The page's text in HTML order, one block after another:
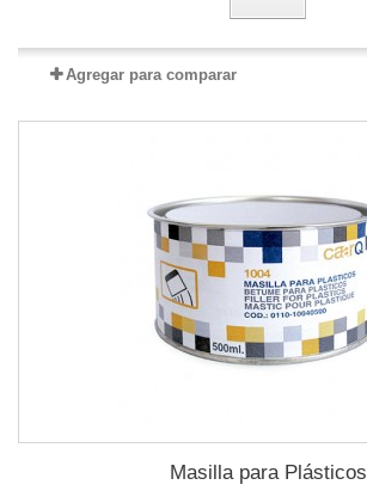
Agregar para comparar
Masilla para Plásticos